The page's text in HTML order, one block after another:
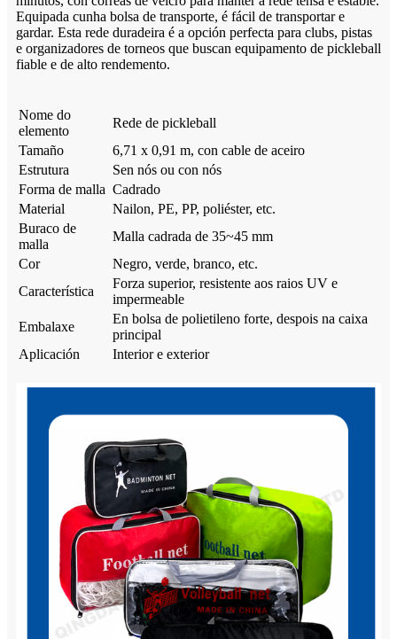
Equipada cunha bolsa de transporte, é fácil de transportar e
gardar. Esta rede duradeira é a opción perfecta para clubs, pistas
e organizadores de torneos que buscan equipamento de pickleball
fiable e de alto rendemento.
Nome do
elemento
Rede de pickleball
Tamaño
6,71 x 0,91 m, con cable de aceiro
Estrutura
Sen nós ou con nós
Forma de malla Cadrado
Material
Nailon, PE, PP, poliéster, etc.
Buraco de
malla
Malla cadrada de 35~45 mm
Cor
Negro, verde, branco, etc.
Característica
Forza superior, resistente aos raios UV e
impermeable
Embalaxe
En bolsa de polietileno forte, despois na caixa
principal
Aplicación
Interior e exterior